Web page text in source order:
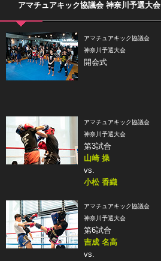
アマチュアキック協議会 神奈川予選大会
アマチュアキック協議会
神奈川予選大会
開会式
アマチュアキック協議会
神奈川予選大会
第3試合
山崎 操
vs.
小松 香織
アマチュアキック協議会
神奈川予選大会
第6試合
吉成 名高
vs.